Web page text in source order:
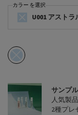
リップ バーム ブラッシン
U001 アストラ
カラー を選択
選択済み
商品バリエーションは在
配送料
13,200
ご購入